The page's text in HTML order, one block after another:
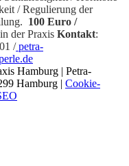
/ Regulierung der
100 Euro /
der Praxis Kontakt:
/petra-
Hamburg | Petra-
Hamburg | Cookie-